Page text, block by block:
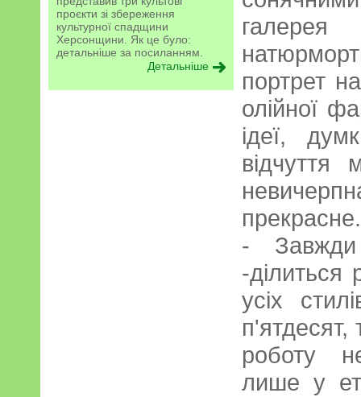
проєкти зі збереження
культурної спадщини
Херсонщини. Як це було:
детальніше за посиланням.
Детальніше
портрет
олійної
ідеї,
відчуття
-
-ділиться
усіх
роботу
лише у